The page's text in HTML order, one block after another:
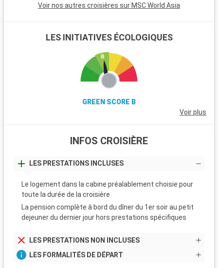
Voir nos autres croisières sur MSC World Asia
LES INITIATIVES ÉCOLOGIQUES
GREEN SCORE B
Voir plus
INFOS CROISIÈRE
LES PRESTATIONS INCLUSES
Le logement dans la cabine préalablement choisie pour
toute la durée de la croisière
La pension complète à bord du dîner du 1er soir au petit
dejeuner du dernier jour hors prestations spécifiques
LES PRESTATIONS NON INCLUSES
LES FORMALITÉS DE DÉPART